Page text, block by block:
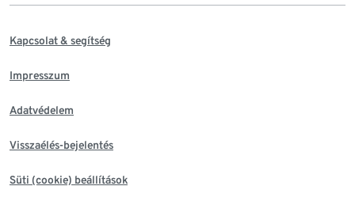
Kapcsolat & segítség
Impresszum
Adatvédelem
Visszaélés-bejelentés
Süti (cookie) beállítások